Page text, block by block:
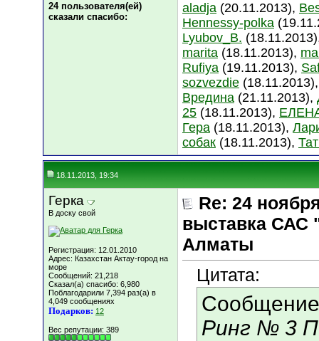
24 пользователя(ей)
сказали cпасибо:
aladja (20.11.2013),
Hennessy-polka
Lyubov_B.
marita (18.11.2013),
Rufiya (19.11.2013),
sozvezdie
Вредина (21.11.2013),
25 (18.11.2013),
Гера (18.11.2013),
собак (18.11.2013),
18.11.2013, 19:34
Герка
В доску свой
Регистрация: 12.01.2010
Адрес: Казахстан Актау-город на
море
Сообщений: 21,218
Сказал(а) спасибо: 6,980
Поблагодарили 7,394 раз(а) в
4,049 сообщениях
Подарков: 12
Вес репутации: 389
Re: 24
выставка САС
Алматы
Цитата:
Ринг № 3